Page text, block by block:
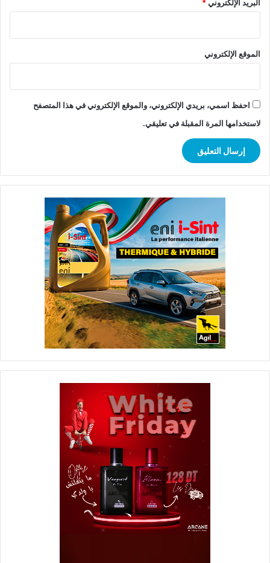
البريد الإلكتروني*
الموقع الإلكتروني
احفظ اسمي، بريدي الإلكتروني، والموقع الإلكتروني في هذا المتصفح
لاستخدامها المرة المقبلة في تعليقي.